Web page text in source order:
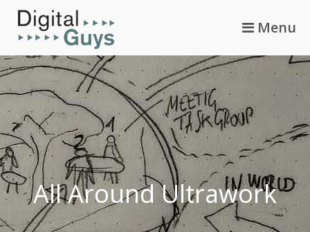
Menu
All Around Ultrawork